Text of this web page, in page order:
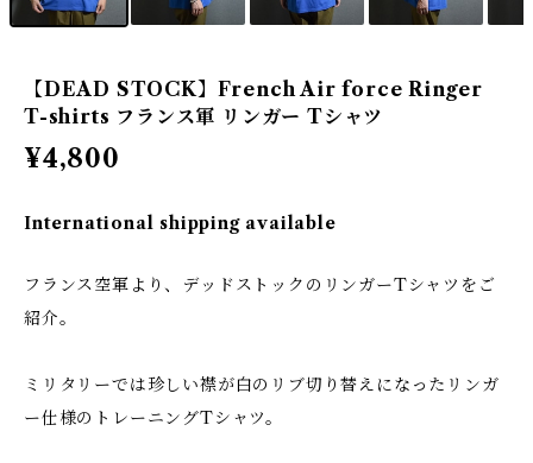
【DEAD STOCK】French Air force Ringer
T-shirts フランス軍 リンガー Tシャツ
¥4,800
International shipping available
フランス空軍より、デッドストックのリンガーTシャツをご
紹介。
ミリタリーでは珍しい襟が白のリブ切り替えになったリンガ
ー仕様のトレーニングTシャツ。